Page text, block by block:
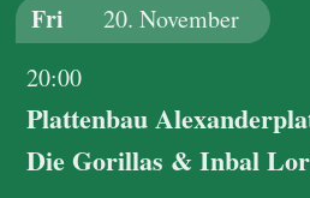
Fri 20. November
20:00
Plattenbau
Die Gorillas & Inbal